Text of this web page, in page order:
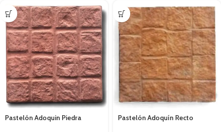
Pastelón Adoquin Piedra Pastelón Adoquín Recto